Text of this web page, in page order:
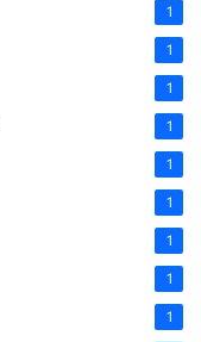
1
1
1
1
1
1
1
1
1